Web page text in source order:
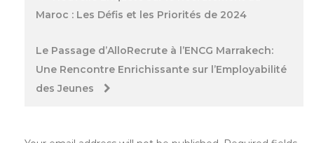
Maroc : Les Défis et les Priorités de 2024
Le Passage d’AlloRecrute à l’ENCG Marrakech:
Une Rencontre Enrichissante sur l’Employabilité
des Jeunes